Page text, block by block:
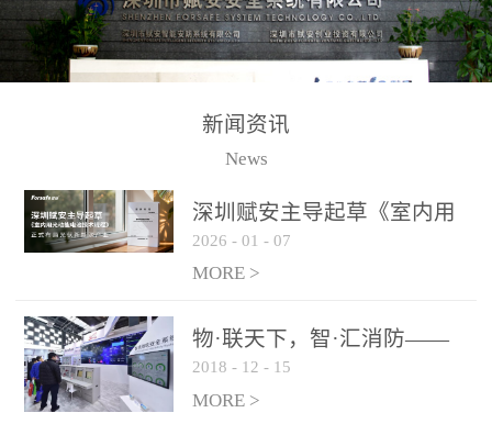
剧院、会议展览中心、体
育馆、大型仓库和隧道空
间等，其建筑结构特殊、
火灾隐患多。一旦发生火
传统的火灾关测器无法被
及时缺发，不能及早发现
和有效扑救火火，这不仅
力和闲难，同时也将造成
巨大的经济损失和社会影
响，基至还会造成人员伤
亡。图像型火灾探测器正
后向光电感烟探测技术、
高可靠的系统抗干扰技术
等多项专利技术和专有技
警领域三十多年技术积累
和工程实践的结晶。
新闻资讯
News
深圳赋安主导起草《室内用
光动能电池技术规程》 正式
布局光伏新能源产业
2026 - 01 - 07
MORE >
物·联天下，智·汇消防——
赋安F&S 2018上海消防展圆
满落幕
2018 - 12 - 15
MORE >